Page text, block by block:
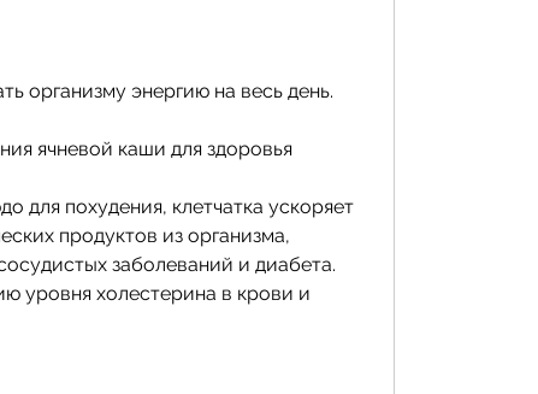
организму энергию на весь день.
ячневой каши для здоровья
для похудения, клетчатка ускоряет
продуктов из организма,
заболеваний и диабета.
уровня холестерина в крови и